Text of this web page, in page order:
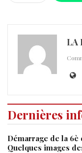
LA
Dernières
Démarrage de la
Quelques images